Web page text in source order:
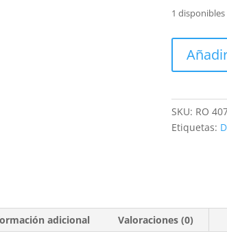
1 disponibles
4075.
Día
Sello.
10+15
SKU: RO
Etiquetas:
adicional Valoraciones (0)